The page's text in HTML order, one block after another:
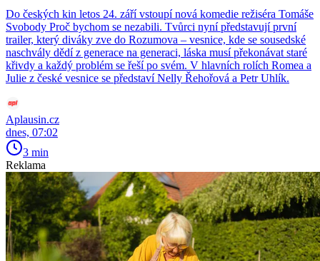
Do českých kin letos 24. září vstoupí nová komedie režiséra Tomáše
Svobody Proč bychom se nezabili. Tvůrci nyní představují první
trailer, který diváky zve do Rozumova – vesnice, kde se sousedské
naschvály dědí z generace na generaci, láska musí překonávat staré
křivdy a každý problém se řeší po svém. V hlavních rolích Romea a
Julie z české vesnice se představí Nelly Řehořová a Petr Uhlík.
Aplausin.cz
dnes, 07:02
3 min
Reklama